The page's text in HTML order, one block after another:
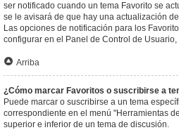
ser notificado cuando un tema Favorito se
se le avisará de que hay una actualización
Las opciones de notificación para los
configurar en el Panel de Control de
Arriba
¿Cómo marcar Favoritos o suscribirse a
Puede marcar o suscribirse a un tema
correspondiente en el menú "Herramientas
superior e inferior de un tema de discusión.